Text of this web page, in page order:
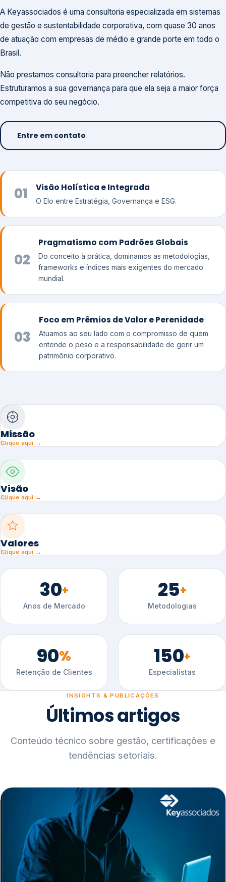
A Keyassociados é uma consultoria especializada em sistemas
de gestão e sustentabilidade corporativa, com quase 30 anos
de atuação com empresas de médio e grande porte em todo o
Brasil.
Não prestamos consultoria para preencher relatórios.
Estruturamos a sua governança para que ela seja a maior força
competitiva do seu negócio.
Entre em contato
01 Visão Holística e Integrada
O Elo entre Estratégia, Governança e ESG.
02
Pragmatismo com Padrões Globais
Do conceito à prática, dominamos as metodologias,
frameworks e índices mais exigentes do mercado
mundial.
03
Foco em Prêmios de Valor e Perenidade
Atuamos ao seu lado com o compromisso de quem
entende o peso e a responsabilidade de gerir um
patrimônio corporativo.
Missão
Clique aqui →
Visão
Clique aqui →
Valores
Clique aqui →
30+
Anos de Mercado
25+
Metodologias
90%
Retenção de Clientes
150+
Especialistas
INSIGHTS & PUBLICAÇÕES
Últimos artigos
Conteúdo técnico sobre gestão, certificações e
tendências setoriais.